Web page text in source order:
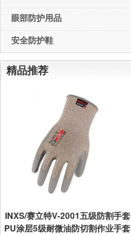
眼部防护用品
安全防护鞋
精品推荐
INXS/赛立特V-2001五级防割手套
PU涂层5级耐微油防切割作业手套